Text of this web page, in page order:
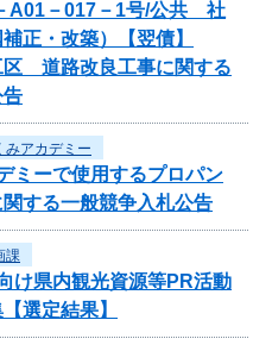
A01－017－1号/公共 社
正・改築）【翌債】
道路改良工事に関する
告
みアカデミー
ミーで使用するプロパン
する一般競争入札公告
課
け県内観光資源等PR活動
選定結果】